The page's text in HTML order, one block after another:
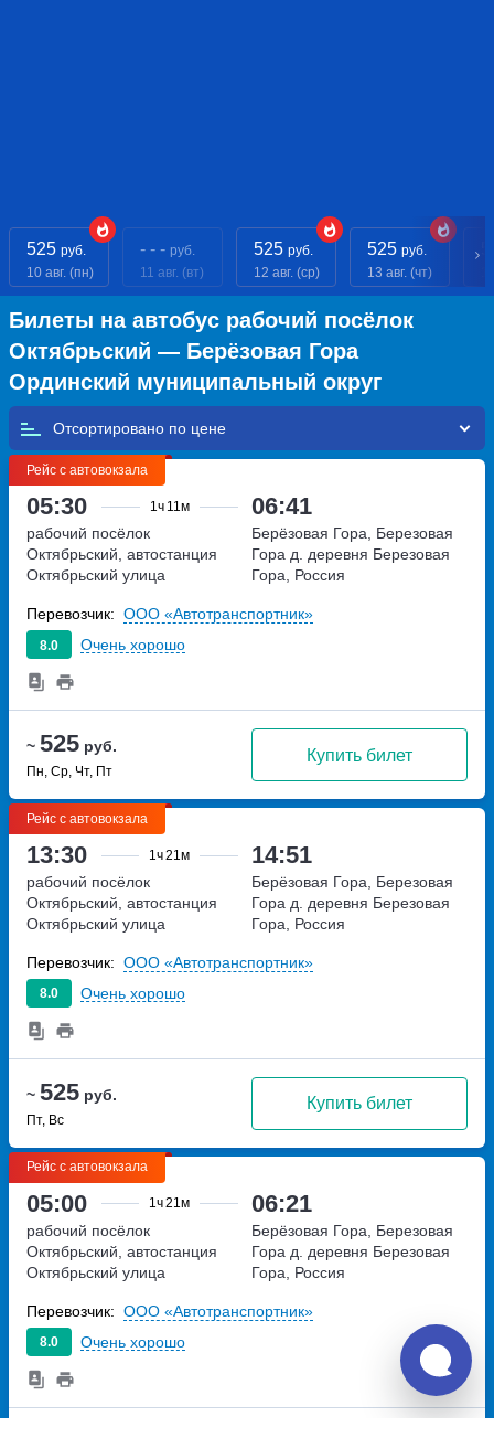
525 руб.
10 авг. (пн)
- - - руб.
11 авг. (вт)
525 руб.
12 авг. (ср)
525 руб.
13 авг. (чт)
Билеты на автобус рабочий посёлок
Октябрьский — Берёзовая Гора
Ординский муниципальный округ
Отсортировано по
Рейс с автовокзала
05:30 1ч 11м 06:41
~ 525 руб.
Пн, Ср, Чт, Пт
Купить билет
рабочий посёлок
Октябрьский, автостанция
Октябрьский улица
Берёзовая Гора, Березовая
Гора д. деревня Березовая
Гора, Россия
8.0 Очень хорошо
Перевозчик: ООО «Автотранспортник»
Рейс с автовокзала
13:30 1ч21м 14:51
~ 525 руб.
Пт, Вс
Купить билет
рабочий посёлок
Октябрьский, автостанция
Октябрьский улица
Берёзовая Гора, Березовая
Гора д.
деревня Березовая
Гора, Россия
8.0 Очень хорошо
Перевозчик: ООО «Автотранспортник»
Рейс с автовокзала
05:00 1ч21м 06:21
рабочий посёлок
Октябрьский, автостанция
Октябрьский улица
Берёзовая Гора, Березовая
Гора д.
деревня Березовая
Гора, Россия
8.0 Очень хорошо
Перевозчик: ООО «Автотранспортник»